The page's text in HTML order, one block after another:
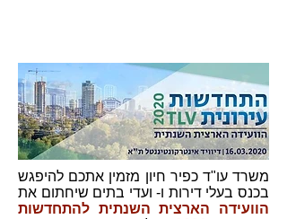
משרד עו"ד כפיר חיון מזמין אתכם להיפגש
בכנס בעלי דירות ו- ועדי בתים שיחתום את
הוועידה הארצית השנתית להתחדשות